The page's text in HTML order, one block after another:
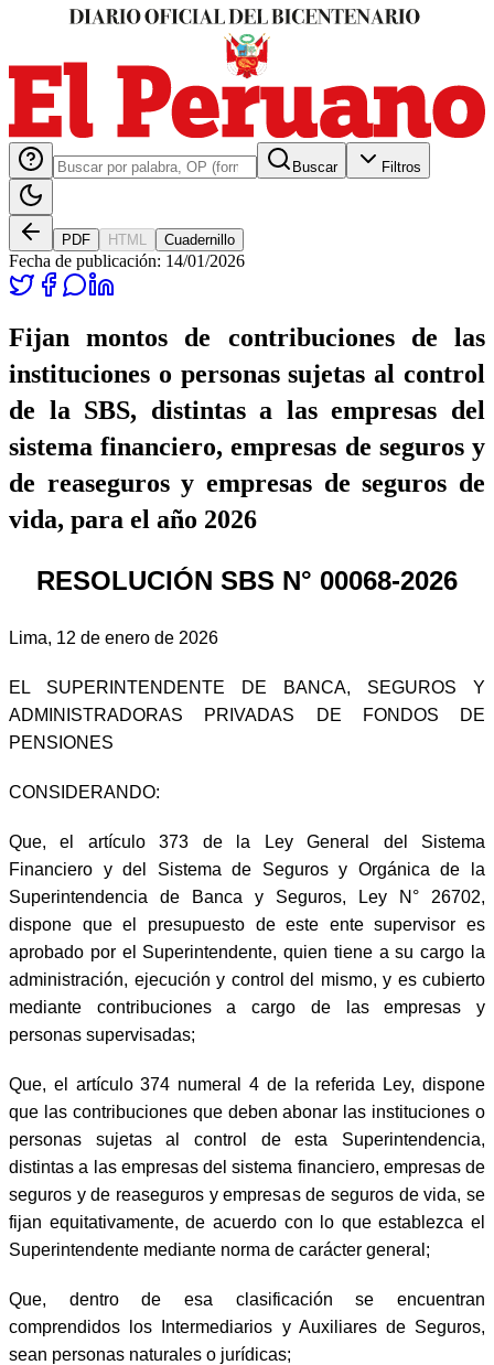
Buscar Filtros
PDF HTML Cuadernillo
Fecha de publicación: 14/01/2026
Fijan montos de contribuciones de las
instituciones o personas sujetas al control
de la SBS, distintas a las empresas del
sistema financiero, empresas de seguros y
de reaseguros y empresas de seguros de
vida, para el año 2026
RESOLUCIÓN SBS N° 00068-2026
Lima, 12 de enero de 2026
EL SUPERINTENDENTE DE BANCA, SEGUROS Y
ADMINISTRADORAS PRIVADAS DE FONDOS DE
PENSIONES
CONSIDERANDO:
Que, el artículo 373 de la Ley General del Sistema
Financiero y del Sistema de Seguros y Orgánica de la
Superintendencia de Banca y Seguros, Ley N° 26702,
dispone que el presupuesto de este ente supervisor es
aprobado por el Superintendente, quien tiene a su cargo la
administración, ejecución y control del mismo, y es cubierto
mediante contribuciones a cargo de las empresas y
personas supervisadas;
Que, el artículo 374 numeral 4 de la referida Ley, dispone
que las contribuciones que deben abonar las instituciones o
personas sujetas al control de esta Superintendencia,
distintas a las empresas del sistema financiero, empresas de
seguros y de reaseguros y empresas de seguros de vida, se
fijan equitativamente, de acuerdo con lo que establezca el
Superintendente mediante norma de carácter general;
Que, dentro de esa clasificación se encuentran
comprendidos los Intermediarios y Auxiliares de Seguros,
sean personas naturales o jurídicas;